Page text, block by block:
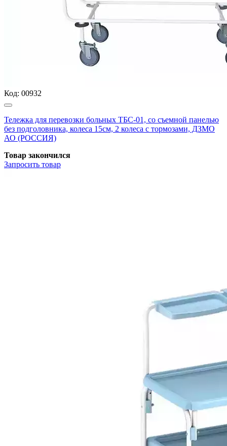
Код: 00932
Тележка для перевозки больных ТБС-01, со съемной панелью
без подголовника, колеса 15см, 2 колеса с тормозами, ДЗМО
АО (РОССИЯ)
Товар закончился
Запросить товар